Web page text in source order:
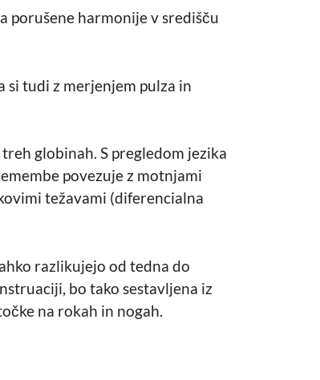
porušene harmonije v središču
tudi z merjenjem pulza in
globinah. S pregledom jezika
povezuje z motnjami
težavami (diferencialna
razlikujejo od tedna do
bo tako sestavljena iz
na rokah in nogah.